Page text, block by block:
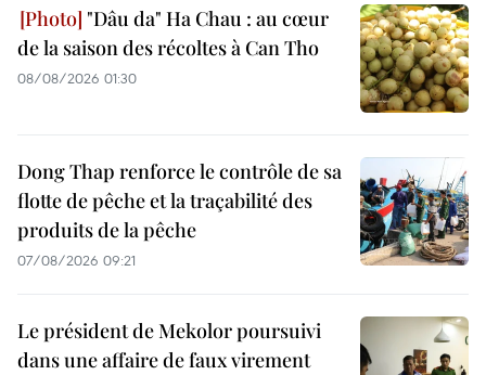
"Dâu da" Ha Chau : au cœur
de la saison des récoltes à Can Tho
08/08/2026 01:30
Dong Thap renforce le contrôle de sa
flotte de pêche et la traçabilité des
produits de la pêche
07/08/2026 09:21
Le président de Mekolor poursuivi
dans une affaire de faux virement